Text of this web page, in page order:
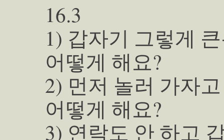
16.3
1) 갑자기 그렇게
어떻게 해요?
2) 먼저 놀러 가자
어떻게 해요?
3) 연락도 안 하고